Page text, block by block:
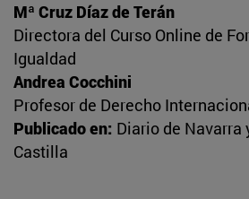
Mª Cruz Díaz de Terán
Directora del Curso Online de
Igualdad
Andrea Cocchini
Profesor de Derecho
Publicado en: Diario de Navarra
Castilla